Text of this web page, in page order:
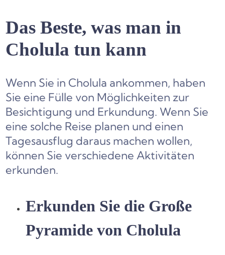
Das Beste, was man in
Cholula tun kann
Wenn Sie in Cholula ankommen, haben
Sie eine Fülle von Möglichkeiten zur
Besichtigung und Erkundung. Wenn Sie
eine solche Reise planen und einen
Tagesausflug daraus machen wollen,
können Sie verschiedene Aktivitäten
erkunden.
Erkunden Sie die Große
Pyramide von Cholula